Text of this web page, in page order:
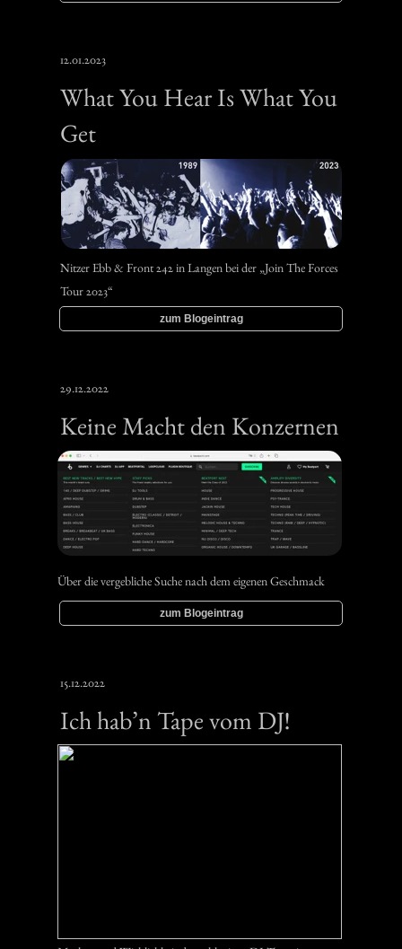
12.01.2023
What You Hear Is What You
Get
Nitzer Ebb & Front 242 in Langen bei der „Join The Forces
Tour 2023“
zum Blogeintrag
29.12.2022
Keine Macht den Konzernen
Über die vergebliche Suche nach dem eigenen Geschmack
zum Blogeintrag
15.12.2022
Ich hab’n Tape vom DJ!